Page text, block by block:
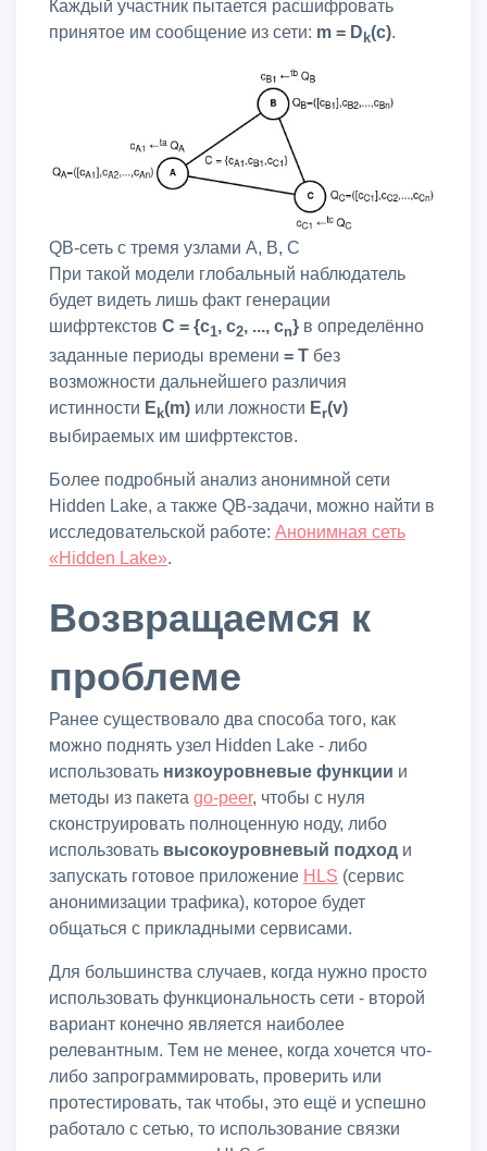
Каждый участник пытается расшифровать
принятое им сообщение из сети: m = D k(c).
QB-сеть с тремя узлами A, B, C
При такой модели глобальный наблюдатель
будет видеть лишь факт генерации
шифртекстов C = {c1, c2, ..., cn} в определённо
заданные периоды времени = T без
возможности дальнейшего различия
истинности E k(m) или ложности Er(v)
выбираемых им шифртекстов.
Более подробный анализ анонимной сети
Hidden Lake, а также QB-задачи, можно найти в
исследовательской работе: Анонимная сеть
«Hidden Lake».
Возвращаемся к
проблеме
Ранее существовало два способа того, как
можно поднять узел Hidden Lake - либо
использовать низкоуровневые функции и
методы из пакета go-peer, чтобы с нуля
сконструировать полноценную ноду, либо
использовать высокоуровневый подход и
запускать готовое приложение HLS (сервис
анонимизации трафика), которое будет
общаться с прикладными сервисами.
Для большинства случаев, когда нужно просто
использовать функциональность сети - второй
вариант конечно является наиболее
релевантным. Тем не менее, когда хочется что-
либо запрограммировать, проверить или
протестировать, так чтобы, это ещё и успешно
работало с сетью, то использование связки